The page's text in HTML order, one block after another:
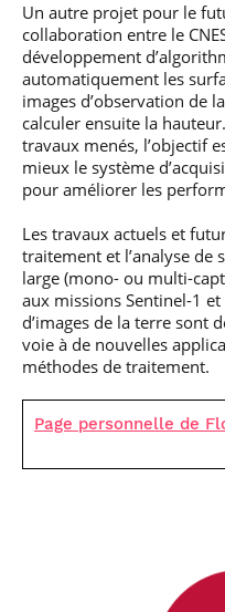
Un autre projet pour le
collaboration entre le
développement
automatiquement les
images d’observation de
calculer ensuite la
travaux menés, l’objectif
mieux le système
pour améliorer les
Les travaux actuels et
traitement et l’analyse de
large (mono- ou multi-
aux missions Sentinel-1 et
d’images de la terre sont
voie à de nouvelles
méthodes de traitement.
Page personnelle de